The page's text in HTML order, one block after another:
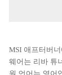
MSI 애프터버
웨어는 리바 튜